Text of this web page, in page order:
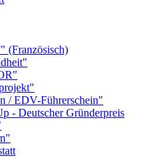
(Französisch)
/ EDV-Führerschein"
- Deutscher Gründerpreis